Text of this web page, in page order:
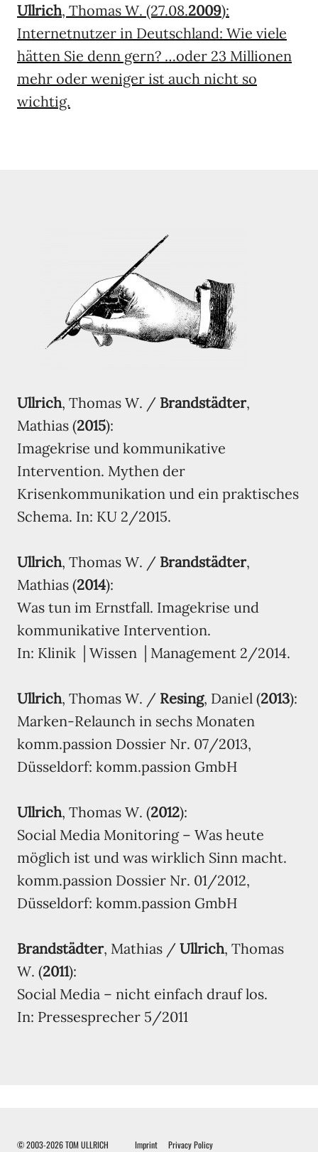
Ullrich, Thomas W. (27.08.2009):
Internetnutzer in Deutschland: Wie viele
hätten Sie denn gern? …oder 23 Millionen
mehr oder weniger ist auch nicht so
wichtig.
Ullrich, Thomas W. / Brandstädter,
Mathias (2015):
Imagekrise und kommunikative
Intervention. Mythen der
Krisenkommunikation und ein praktisches
Schema. In: KU 2/2015.
Ullrich, Thomas W. / Brandstädter,
Mathias (2014):
Was tun im Ernstfall. Imagekrise und
kommunikative Intervention.
In: Klinik │Wissen │Management 2/2014.
Ullrich, Thomas W. / Resing, Daniel (2013):
Marken-Relaunch in sechs Monaten
komm.passion Dossier Nr. 07/2013,
Düsseldorf: komm.passion GmbH
Ullrich, Thomas W. (2012):
Social Media Monitoring – Was heute
möglich ist und was wirklich Sinn macht.
komm.passion Dossier Nr. 01/2012,
Düsseldorf: komm.passion GmbH
Brandstädter, Mathias / Ullrich, Thomas
W. (2011):
Social Media – nicht einfach drauf los.
In: Pressesprecher 5/2011
© 2003-2026 TOM ULLRICH Imprint Privacy Policy